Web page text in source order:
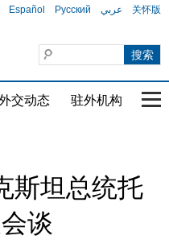
Español Русский عربي 关怀版
交动态 驻外机构 国
斯坦总统托
谈